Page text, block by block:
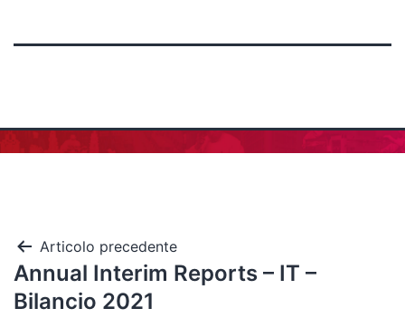
Articolo precedente
Annual Interim Reports – IT –
Bilancio 2021